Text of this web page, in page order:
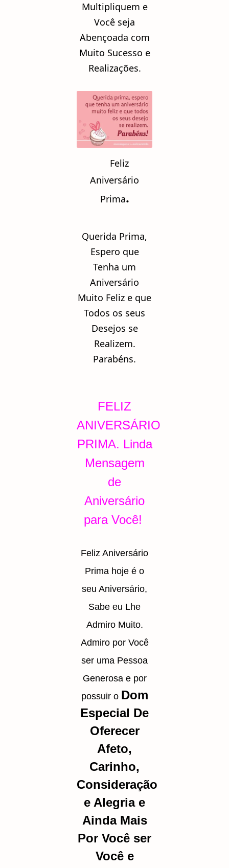
Multipliquem e
Você seja
Abençoada com
Muito Sucesso e
Realizações.
Feliz
Aniversário
Prima.
Querida Prima,
Espero que
Tenha um
Aniversário
Muito Feliz e que
Todos os seus
Desejos se
Realizem.
Parabéns.
FELIZ
ANIVERSÁRIO
PRIMA. Linda
Mensagem
de
Aniversário
para Você!
Feliz Aniversário
Prima hoje é o
seu Aniversário,
Sabe eu Lhe
Admiro Muito.
Admiro por Você
ser uma Pessoa
Generosa e por
possuir o Dom
Especial De
Oferecer
Afeto,
Carinho,
Consideração
e Alegria e
Ainda Mais
Por Você ser
Você e